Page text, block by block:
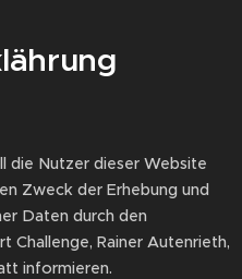
die Nutzer dieser Website
Zweck der Erhebung und
Daten durch den
Challenge, Rainer Autenrieth,
informieren.